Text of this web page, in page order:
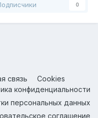
0
связь
Cookies
конфиденциальности
персональных данных
соглашение